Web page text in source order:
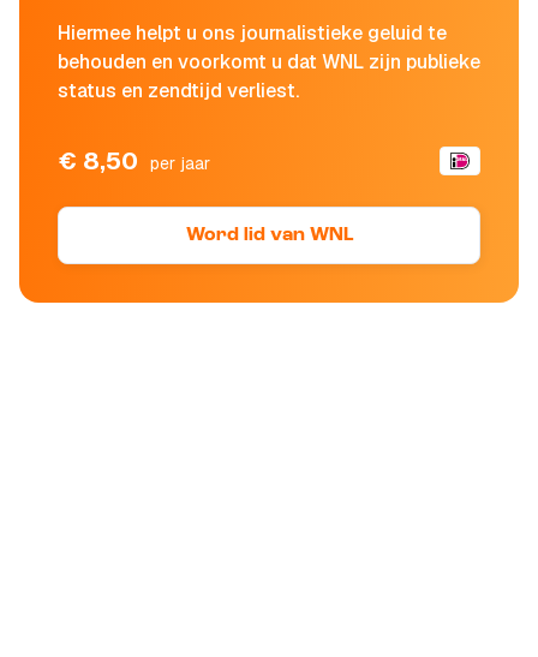
Hiermee helpt u ons journalistieke geluid te
behouden en voorkomt u dat WNL zijn publieke
status en zendtijd verliest.
€ 8,50 per jaar
Word lid van WNL